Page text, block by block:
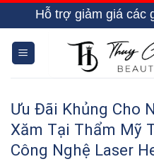
to
content
Hỗ trợ giảm giá các
Ưu Đãi Khủng Cho
Xăm Tại Thẩm Mỹ
Công Nghệ Laser